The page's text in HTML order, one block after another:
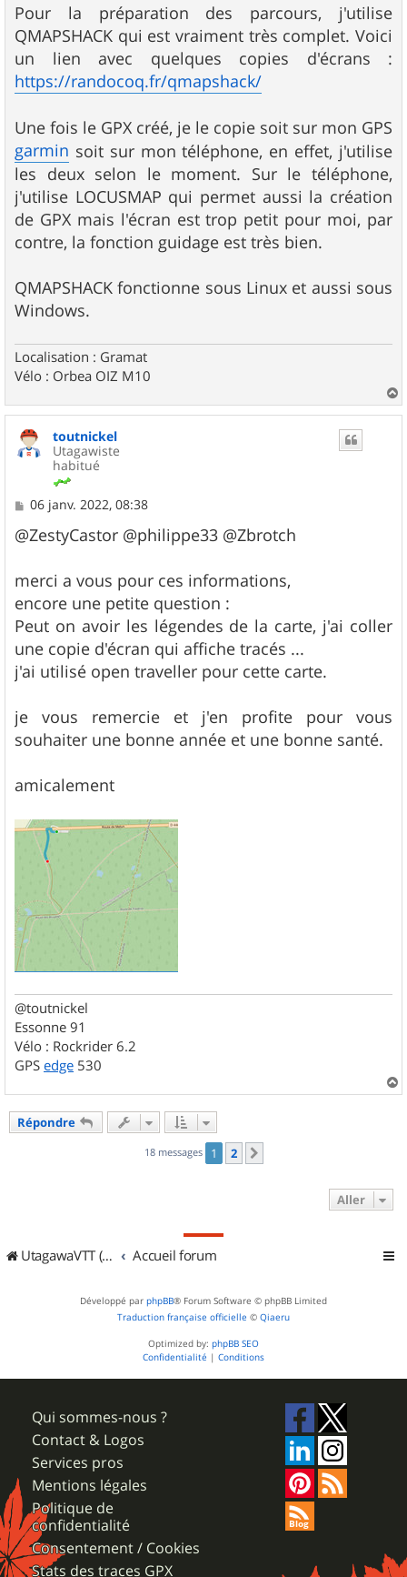
Pour la préparation des parcours, j'utilise
QMAPSHACK qui est vraiment très complet. Voici
un lien avec quelques copies d'écrans :
https://randocoq.fr/qmapshack/
Une fois le GPX créé, je le copie soit sur mon GPS
garmin soit sur mon téléphone, en effet, j'utilise
les deux selon le moment. Sur le téléphone,
j'utilise LOCUSMAP qui permet aussi la création
de GPX mais l'écran est trop petit pour moi, par
contre, la fonction guidage est très bien.
QMAPSHACK fonctionne sous Linux et aussi sous
Windows.
Localisation : Gramat
Vélo : Orbea OIZ M10
a
toutnickel
Utagawiste
habitué
M
s
s
g
e
06 janv. 2022, 08:38
@ZestyCastor @philippe33 @Zbrotch
merci a vous pour ces informations,
encore une petite question :
Peut on avoir les légendes de la carte, j'ai coller
une copie d'écran qui affiche tracés ...
j'ai utilisé open traveller pour cette carte.
je vous remercie et j'en profite pour vous
souhaiter une bonne année et une bonne santé.
amicalement
@toutnickel
Essonne 91
Vélo : Rockrider 6.2
GPS edge 530
a
Répondre
18 messages 1 2
Aller
UtagawaVTT (Randos VTT et VTTAE avec traces GPS) Accueil forum
Développé par phpBB® Forum Software © phpBB Limited
Traduction française officielle © Qiaeru
Optimized by: phpBB SEO
Confidentialité | Conditions
Qui sommes-nous ?
Contact & Logos
Services pros
Mentions légales
Politique de
confidentialité
Consentement / Cookies
Stats des traces GPX